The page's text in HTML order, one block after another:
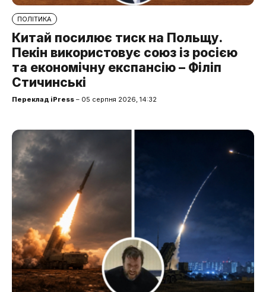
ПОЛІТИКА
Китай посилює тиск на Польщу.
Пекін використовує союз із росією
та економічну експансію – Філіп
Стичинські
Переклад iPress – 05 серпня 2026, 14:32